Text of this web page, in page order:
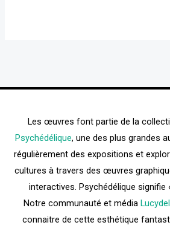
Les œuvres font partie de la
Psychédélique, une des plus grandes
régulièrement des expositions et
cultures à travers des œuvres
interactives. Psychédélique signifie
Notre communauté et média
connaitre de cette esthétique